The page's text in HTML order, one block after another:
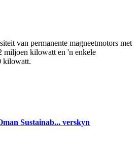
van permanente magneetmotors met
miljoen kilowatt en 'n enkele
kilowatt.
Sustainab... verskyn